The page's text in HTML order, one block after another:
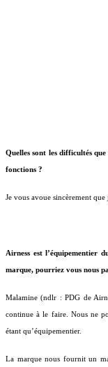
Quelles sont les difficultés
fonctions ?
Je vous avoue sincèrement
Airness est l’équipementier
marque, pourriez vous nous
Malamine (ndlr : PDG de
continue à le faire. Nous ne
étant qu’équipementier.
La marque nous fournit un